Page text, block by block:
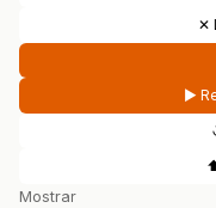
✕
▶
Mostrar